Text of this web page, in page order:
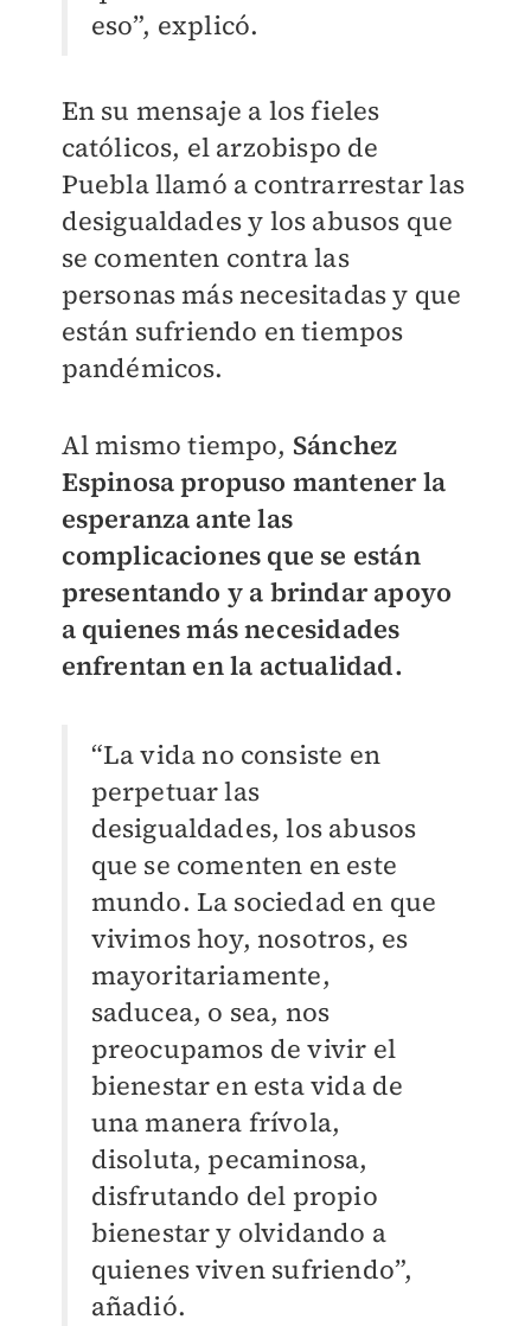
eso”, explicó.
En su mensaje a los fieles
católicos, el arzobispo de
Puebla llamó a contrarrestar las
desigualdades y los abusos que
se comenten contra las
personas más necesitadas y que
están sufriendo en tiempos
pandémicos.
Al mismo tiempo, Sánchez
Espinosa propuso mantener la
esperanza ante las
complicaciones que se están
presentando y a brindar apoyo
a quienes más necesidades
enfrentan en la actualidad.
“La vida no consiste en
perpetuar las
desigualdades, los abusos
que se comenten en este
mundo. La sociedad en que
vivimos hoy, nosotros, es
mayoritariamente,
saducea, o sea, nos
preocupamos de vivir el
bienestar en esta vida de
una manera frívola,
disoluta, pecaminosa,
disfrutando del propio
bienestar y olvidando a
quienes viven sufriendo”,
añadió.